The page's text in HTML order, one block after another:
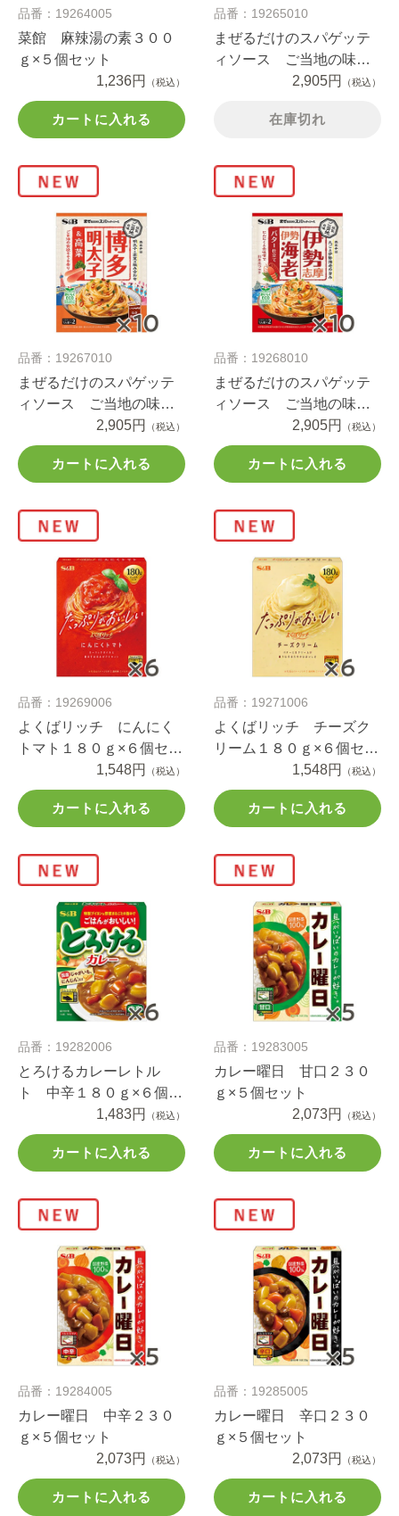
品番：19264005
菜館 麻辣湯の素３００
ｇ×５個セット
1,236円
（税込）
カートに入れる
品番：19265010
まぜるだけのスパゲッテ
ィソース ご当地の味
信州野沢菜漬＆きのこ５
2,905円 （税込）
在庫切れ
品番：19267010
まぜるだけのスパゲッテ
ィソース ご当地の味
博多明太子＆高菜５５．
２ｇ×１０個セット
2,905円 （税込）
カートに入れる
品番：19268010
まぜるだけのスパゲッテ
ィソース ご当地の味
伊勢志摩伊勢海老バター
仕立て４６．２ｇ×１０個
セット
2,905円 （税込）
カートに入れる
品番：19269006
よくばリッチ にんにく
トマト１８０ｇ×６個セッ
1,548円 （税込）
カートに入れる
品番：19271006
よくばリッチ チーズク
リーム１８０ｇ×６個セッ
1,548円 （税込）
カートに入れる
品番：19282006
とろけるカレーレトル
ト 中辛１８０ｇ×６個セ
1,483円 （税込）
カートに入れる
品番：19283005
カレー曜日 甘口２３０
ｇ×５個セット
2,073円
（税込）
カートに入れる
品番：19284005
カレー曜日 中辛２３０
ｇ×５個セット
2,073円
（税込）
カートに入れる
品番：19285005
カレー曜日 辛口２３０
ｇ×５個セット
2,073円
（税込）
カートに入れる